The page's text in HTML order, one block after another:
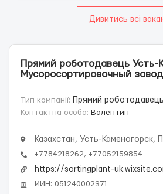
Дивитись всі
Прямий роботодавець Усть-
Мусоросортировочный завод
Тип компанії:
Прямий роботодавець
Контактна особа: Валентин
Казахстан, Усть-Каменогорск,
+7784218262, +77052159854
https://sortingplant-
ИИН: 051240002371